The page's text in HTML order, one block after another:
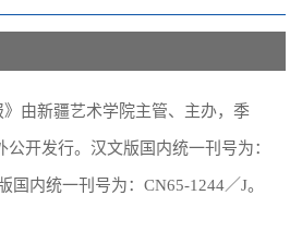
由新疆艺术学院主管、主办，季
开发行。汉文版国内统一刊号为：
国内统一刊号为：CN65-1244／J。